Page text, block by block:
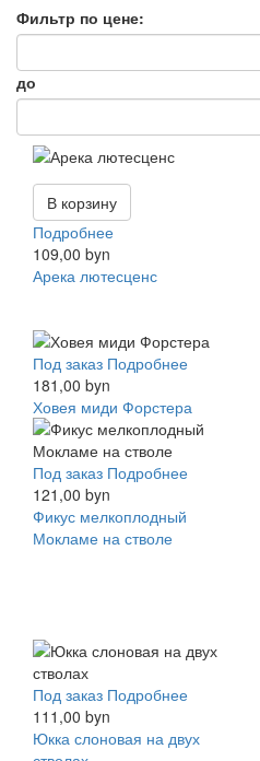
Фильтр по цене:
до
В корзину
Подробнее
109,00 byn
Арека лютесценс
Под заказ Подробнее
181,00 byn
Ховея миди Форстера
Под заказ Подробнее
121,00 byn
Фикус мелкоплодный
Мокламе на стволе
Под заказ Подробнее
111,00 byn
Юкка слоновая на двух